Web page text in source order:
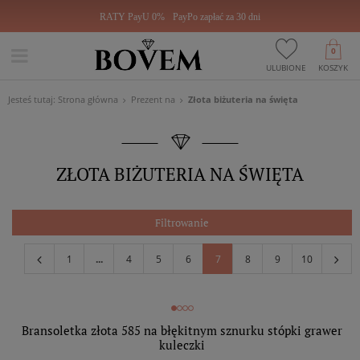
RATY PayU 0% PayPo zapłać za 30 dni
ULUBIONE KOSZYK
0
Jesteś tutaj: Strona główna Prezent na Złota biżuteria na święta
ZŁOTA BIŻUTERIA NA ŚWIĘTA
Filtrowanie
1 ... 4 5 6 7 8 9 10
Bransoletka złota 585 na błękitnym sznurku stópki grawer
kuleczki